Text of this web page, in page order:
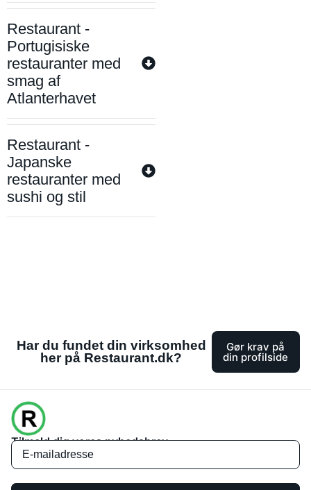
Restaurant -
Portugisiske
restauranter med
smag af
Atlanterhavet
Restaurant -
Japanske
restauranter med
sushi og stil
Har du fundet din virksomhed
her på Restaurant.dk?
Gør krav på
din profilside
Tilmeld dig vores nyhedsbrev